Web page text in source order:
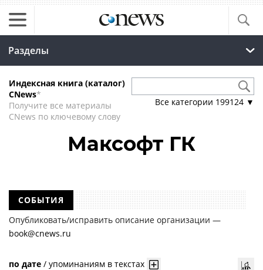
Разделы
Индексная книга (каталог)
CNews*
Получите все материалы
CNews по ключевому слову
Все категории 199124 ▼
Максофт ГК
СОБЫТИЯ
Опубликовать/исправить описание организации —
book@cnews.ru
по дате / упоминаниям в текстах